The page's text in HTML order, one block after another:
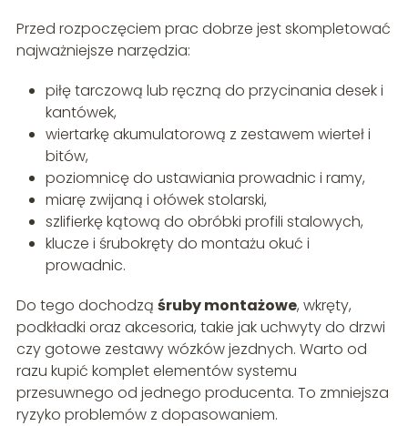
Przed rozpoczęciem prac dobrze jest skompletować
najważniejsze narzędzia:
piłę tarczową lub ręczną do przycinania desek i
kantówek,
wiertarkę akumulatorową z zestawem wierteł i
bitów,
poziomnicę do ustawiania prowadnic i ramy,
miarę zwijaną i ołówek stolarski,
szlifierkę kątową do obróbki profili stalowych,
klucze i śrubokręty do montażu okuć i
prowadnic.
Do tego dochodzą śruby montażowe, wkręty,
podkładki oraz akcesoria, takie jak uchwyty do drzwi
czy gotowe zestawy wózków jezdnych. Warto od
razu kupić komplet elementów systemu
przesuwnego od jednego producenta. To zmniejsza
ryzyko problemów z dopasowaniem.